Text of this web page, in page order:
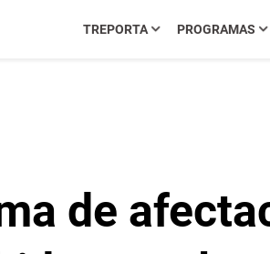
TREPORTA PROGRAMAS
de